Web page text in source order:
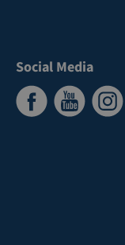
Social Media